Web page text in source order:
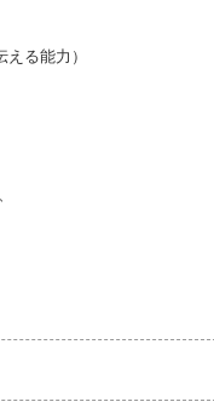
る能力）